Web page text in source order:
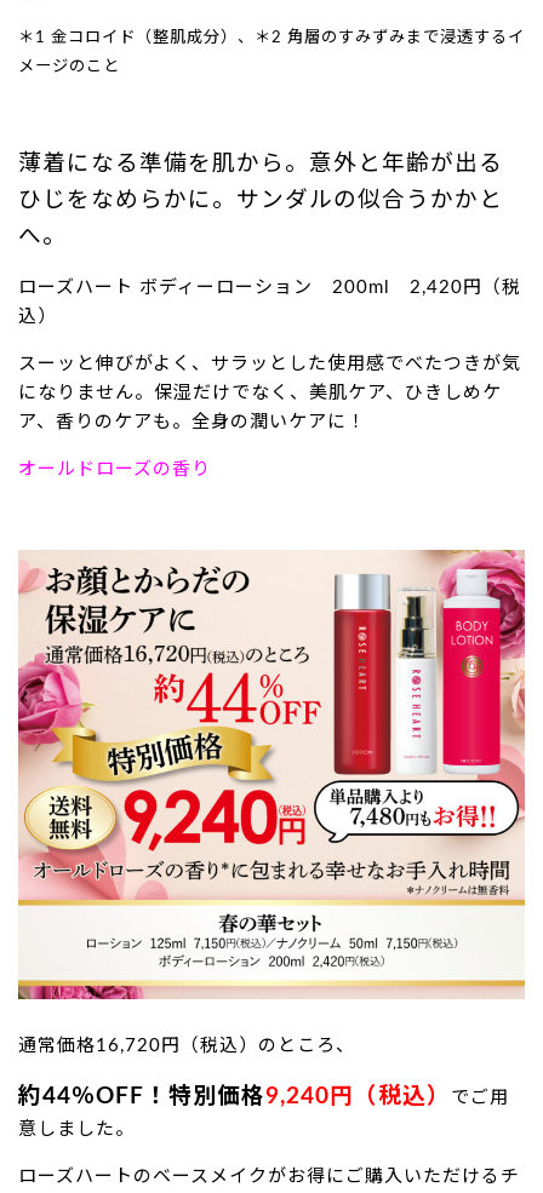
＊1 金コロイド（整肌成分）、＊2 角層のすみずみまで浸透するイ
メージのこと
薄着になる準備を肌から。意外と年齢が出る
ひじをなめらかに。サンダルの似合うかかと
へ。
ローズハート ボディーローション 200ml 2,420円（税
込）
スーッと伸びがよく、サラッとした使用感でべたつきが気
になりません。保湿だけでなく、美肌ケア、ひきしめケ
ア、香りのケアも。全身の潤いケアに！
オールドローズの香り
通常価格16,720円（税込）のところ、
約44％OFF！特別価格9,240円（税込）
でご用
意しました。
ローズハートのベースメイクがお得にご購入いただけるチ